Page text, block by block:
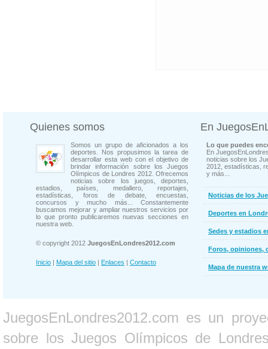
Quienes somos
Somos un grupo de aficionados a los
deportes. Nos propusimos la tarea de
desarrollar esta web con el objetivo de
brindar información sobre los Juegos
Olímpicos de Londres 2012. Ofrecemos
noticias sobre los juegos, deportes,
estadios, países, medallero, reportajes,
estadísticas, foros de debate, encuestas,
concursos y mucho más... Constantemente
buscamos mejorar y ampliar nuestros servicios por
lo que pronto publicaremos nuevas secciones en
nuestra web.
© copyright 2012 JuegosEnLondres2012.com
Inicio | Mapa del sitio | Enlaces | Contacto
En
Lo que puedes
En
noticias sobre los
2012, estadísticas,
y más...
Noticias de los
Deportes en
Sedes y estadios
Foros, opiniones,
Mapa de nuestra
JuegosEnLondres2012.com es un
sobre los Juegos Olímpicos de